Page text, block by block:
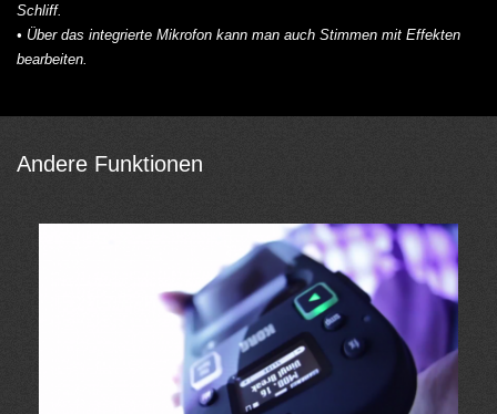
Schliff.
• Über das integrierte Mikrofon kann man auch Stimmen mit Effekten
bearbeiten.
Andere Funktionen